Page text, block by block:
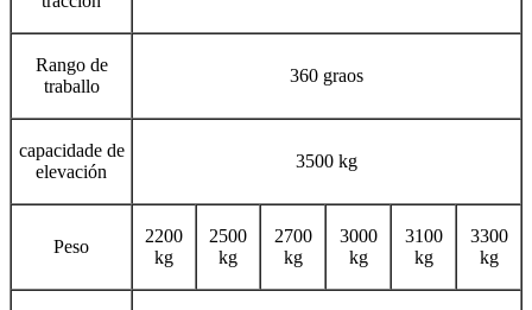
Rango de
traballo
360 graos
capacidade de
elevación
3500 kg
Peso
2200
kg
2500
kg
2700
kg
3000
kg
3100
kg
3300
kg